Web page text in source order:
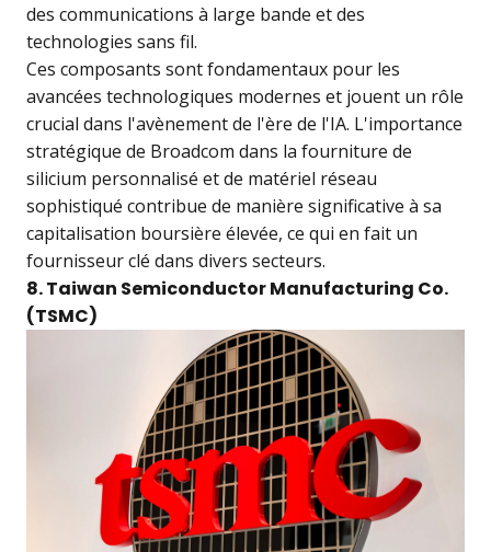
des communications à large bande et des
technologies sans fil.
Ces composants sont fondamentaux pour les
avancées technologiques modernes et jouent un rôle
crucial dans l'avènement de l'ère de l'IA. L'importance
stratégique de Broadcom dans la fourniture de
silicium personnalisé et de matériel réseau
sophistiqué contribue de manière significative à sa
capitalisation boursière élevée, ce qui en fait un
fournisseur clé dans divers secteurs.
8. Taiwan Semiconductor Manufacturing Co.
(TSMC)